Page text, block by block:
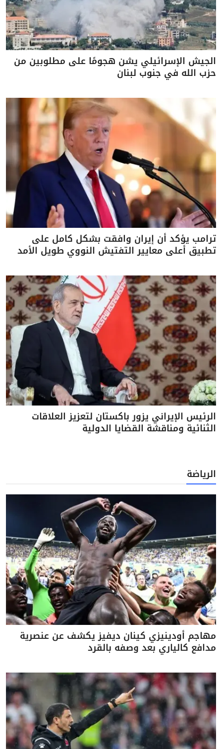
الجيش الإسرائيلي يشن هجومًا على مطلوبين من
حزب الله في جنوب لبنان
ترامب يؤكد أن إيران وافقت بشكل كامل على
تطبيق أعلى معايير التفتيش النووي طويل الأمد
الرئيس الإيراني يزور باكستان لتعزيز العلاقات
الثنائية ومناقشة القضايا الدولية
الرياضة
مهاجم أودينيزي كينان ديفيز يكشف عن عنصرية
مدافع كالياري بعد وصفه بالقرد